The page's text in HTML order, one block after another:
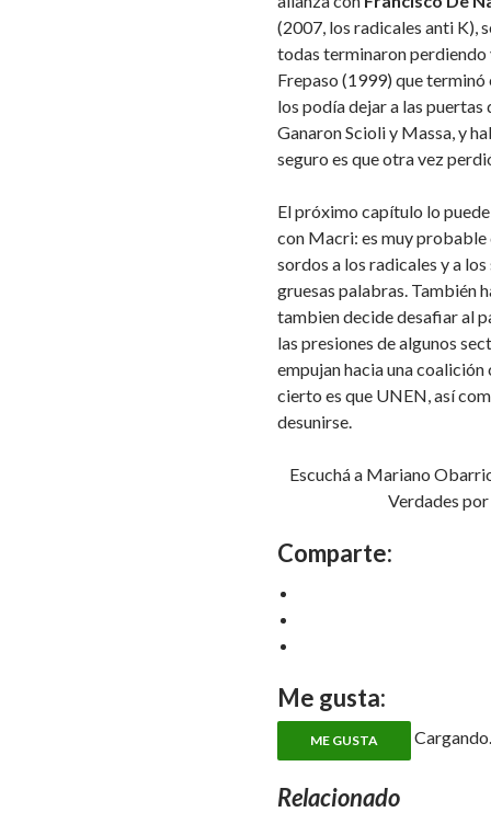
(2007, los radicales anti K),
todas terminaron perdiendo
Frepaso (1999) que terminó
los podía dejar a las
Ganaron Scioli y Massa, y
seguro es que otra vez
El próximo capítulo lo
con Macri: es muy probable
sordos a los radicales y a
gruesas palabras. También
tambien decide desafiar al
las presiones de algunos
empujan hacia una
cierto es que UNEN, así
desunirse.
Escuchá a Mariano
Verdades
Comparte:
Me gusta:
ME GUSTA
Relacionado